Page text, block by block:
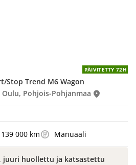
PÄIVITETTY 72H
Stop Trend M6 Wagon
Oulu, Pohjois-Pohjanmaa
139 000 km Manuaali
huollettu ja katsastettu